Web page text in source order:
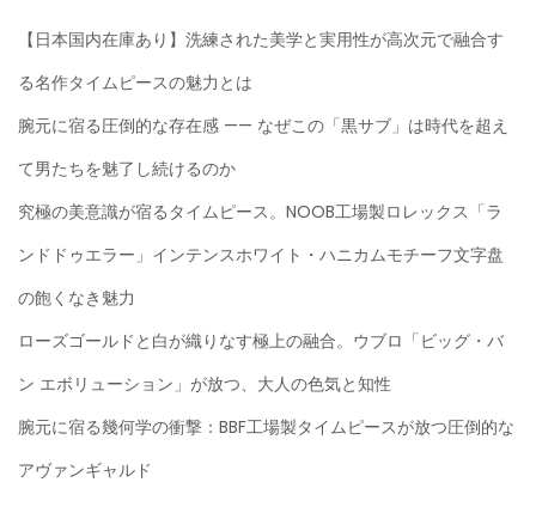
【日本国内在庫あり】洗練された美学と実用性が高次元で融合す
る名作タイムピースの魅力とは
腕元に宿る圧倒的な存在感 —— なぜこの「黒サブ」は時代を超え
て男たちを魅了し続けるのか
究極の美意識が宿るタイムピース。NOOB工場製ロレックス「ラ
ンドドゥエラー」インテンスホワイト・ハニカムモチーフ文字盘
の飽くなき魅力
ローズゴールドと白が織りなす極上の融合。ウブロ「ビッグ・バ
ン エボリューション」が放つ、大人の色気と知性
腕元に宿る幾何学の衝撃：BBF工場製タイムピースが放つ圧倒的な
アヴァンギャルド